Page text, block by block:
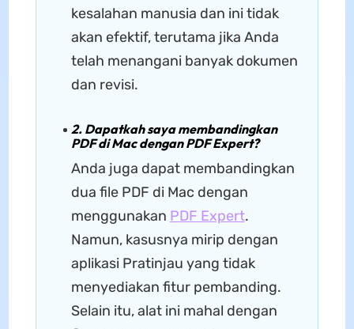
kesalahan manusia dan ini tidak
akan efektif, terutama jika Anda
telah menangani banyak dokumen
dan revisi.
2. Dapatkah saya membandingkan
PDF di Mac dengan PDF Expert?
Anda juga dapat membandingkan
dua file PDF di Mac dengan
menggunakan PDF Expert.
Namun, kasusnya mirip dengan
aplikasi Pratinjau yang tidak
menyediakan fitur pembanding.
Selain itu, alat ini mahal dengan